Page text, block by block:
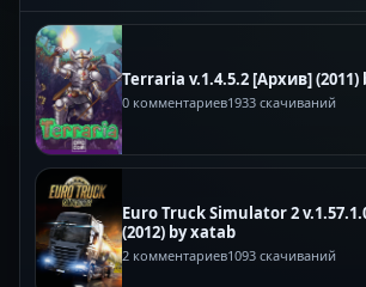
Terraria v.1.4.5.2 [Архив]
0 комментариев1933 скачиваний
Euro Truck Simulator 2
(2012) by xatab
2 комментариев1093 скачиваний